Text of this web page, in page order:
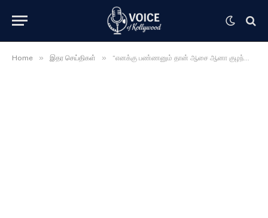
Home » இதர செய்திகள் » “எனக்கு பண்ணனும் தான் ஆசை ஆனா குழந்தை இருக்காளே ” ஓபனாக பேசி சர்ச்சையை கிளப்பிய மீனா …. வெளியான வீடியோ ……